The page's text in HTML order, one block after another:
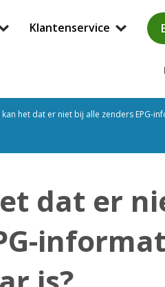
Klantenservice
kan het dat er niet bij alle zenders EPG-
dat er